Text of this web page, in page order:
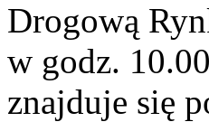
Drogową
w godz.
znajduje się